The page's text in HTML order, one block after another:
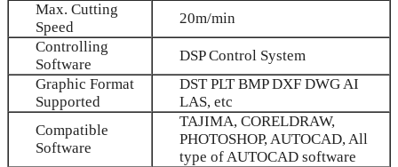
Max. Cutting
Speed
20m/min
Controlling
Software
DSP Control System
Graphic Format
Supported
DST PLT BMP DXF DWG AI
LAS, etc
Compatible
Software
TAJIMA, CORELDRAW,
PHOTOSHOP, AUTOCAD, All
type of AUTOCAD software